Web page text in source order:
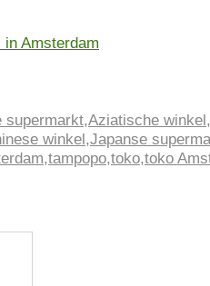
in Amsterdam
supermarkt,Aziatische winkel,
winkel,Japanse
,tampopo,toko,toko